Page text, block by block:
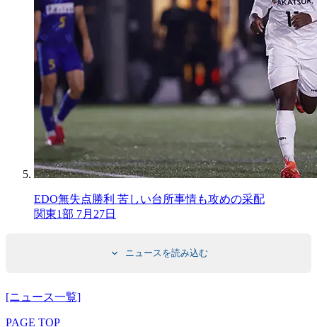
EDO無失点勝利 苦しい台所事情も攻めの采配
関東1部 7月27日
ニュースを読み込む
[ニュース一覧]
PAGE TOP